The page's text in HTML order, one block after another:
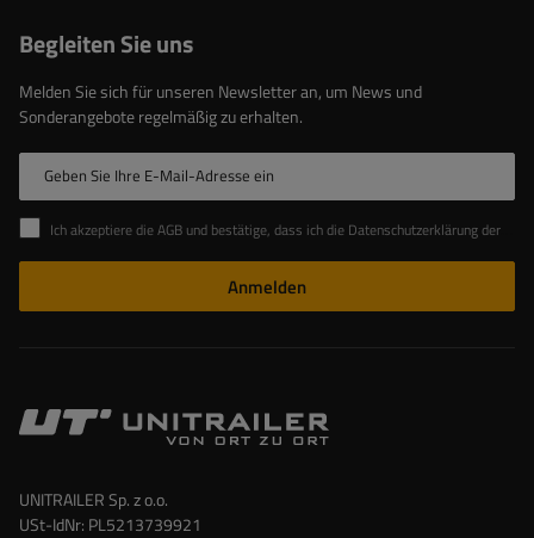
Begleiten Sie uns
Melden Sie sich für unseren Newsletter an, um News und
Sonderangebote regelmäßig zu erhalten.
Geben Sie Ihre E-Mail-Adresse ein
Ich akzeptiere die AGB und bestätige, dass ich die Datenschutzerklärung der Website zur Kenntnis genommen habe
Anmelden
UNITRAILER Sp. z o.o.
USt-IdNr: PL5213739921